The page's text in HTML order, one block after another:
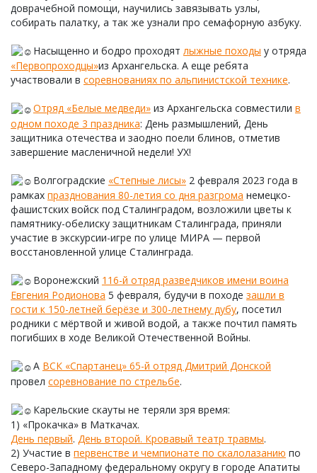
доврачебной помощи, научились завязывать узлы,
собирать палатку, а так же узнали про семафорную азбуку.
Насыщенно и бодро проходят лыжные походы у отряда
«Первопроходцы»из Архангельска. А еще ребята
участвовали в соревнованиях по альпинистской технике.
Отряд «Белые медведи»из Архангельска совместили в
одном походе 3 праздника: День размышлений, День
защитника отечества и заодно поели блинов, отметив
завершение масленичной недели! УХ!
Волгоградские «Степные лисы»2 февраля 2023 года в
рамках празднования 80-летия со дня разгрома немецко-
фашистских войск под Сталинградом, возложили цветы к
памятнику-обелиску защитникам Сталинграда, приняли
участие в экскурсии-игре по улице МИРА — первой
восстановленной улице Сталинграда.
Воронежский 116-й отряд разведчиков имени воина
Евгения Родионова 5 февраля, будучи в походе зашли в
гости к 150-летней берёзе и 300-летнему дубу, посетил
родники с мёртвой и живой водой, а также почтил память
погибших в ходе Великой Отечественной Войны.
А ВСК «Спартанец» 65-й отряд Дмитрий Донской
провел соревнование по стрельбе.
Карельские скауты не теряли зря время:
1) «Прокачка» в Маткачах.
День первый. День второй. Кровавый театр травмы.
2) Участие в первенстве и чемпионате по скалолазанию по
Северо-Западному федеральному округу в городе Апатиты